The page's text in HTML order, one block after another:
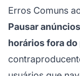
Erros Comuns
Pausar
horários fora do